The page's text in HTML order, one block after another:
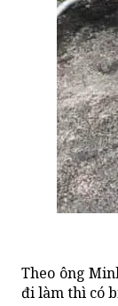
Theo ông
đi làm thì có